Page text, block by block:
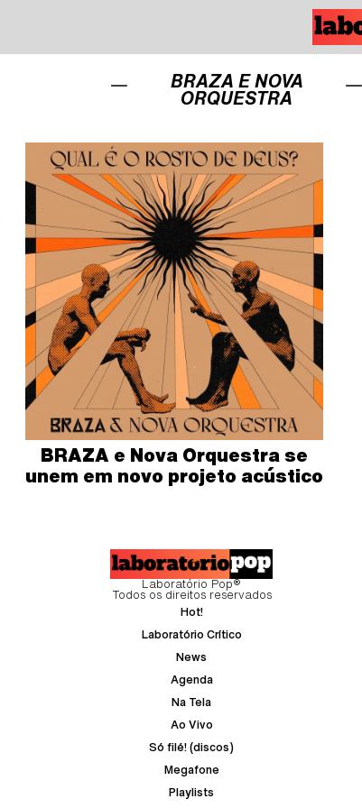
BRAZA E NOVA
ORQUESTRA
BRAZA e Nova Orquestra se
unem em novo projeto acústico
Laboratório Pop®
Todos os direitos reservados
Hot!
Laboratório Crítico
News
Agenda
Na Tela
Ao Vivo
Só filé! (discos)
Megafone
Playlists